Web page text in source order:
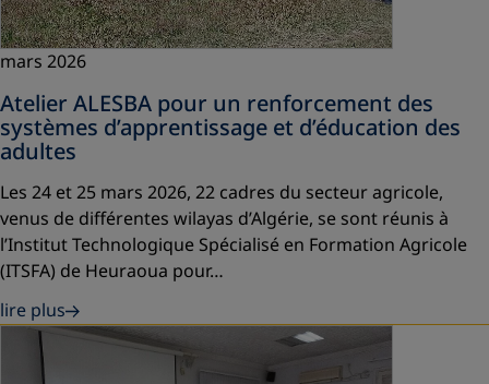
mars 2026
Atelier ALESBA pour un renforcement des
systèmes d’apprentissage et d’éducation des
adultes
Les 24 et 25 mars 2026, 22 cadres du secteur agricole,
venus de différentes wilayas d’Algérie, se sont réunis à
l’Institut Technologique Spécialisé en Formation Agricole
(ITSFA) de Heuraoua pour…
lire plus